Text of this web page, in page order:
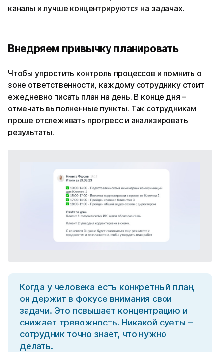
каналы и лучше концентрируются на задачах.
Внедряем привычку планировать
Чтобы упростить контроль процессов и помнить о
зоне ответственности, каждому сотруднику стоит
ежедневно писать план на день. В конце дня –
отмечать выполненные пункты. Так сотрудникам
проще отслеживать прогресс и анализировать
результаты.
Когда у человека есть конкретный план,
он держит в фокусе внимания свои
задачи. Это повышает концентрацию и
снижает тревожность. Никакой суеты –
сотрудник точно знает, что нужно
делать.